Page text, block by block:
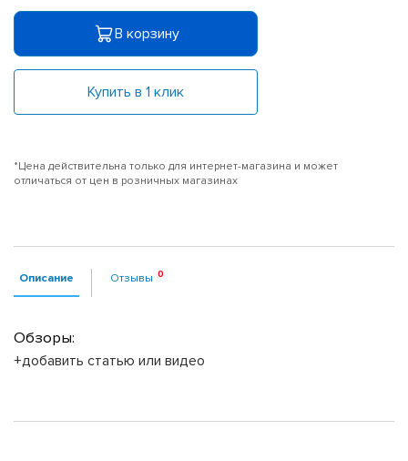
В корзину
Купить в 1 клик
*Цена действительна только для интернет-магазина и может
отличаться от цен в розничных магазинах
Описание Отзывы
Обзоры:
+добавить статью или видео